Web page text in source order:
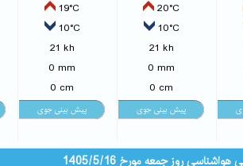
20°C
10°C
21 kh
0 mm
0 cm
19°C
10°C
21 kh
0 mm
0 cm
روز جمعه مورخ 1405/5/16